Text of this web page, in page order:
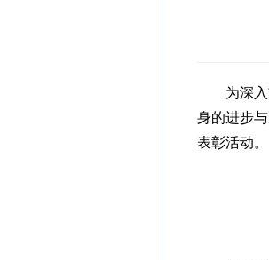
为深入贯
身的进步
表彰活动。